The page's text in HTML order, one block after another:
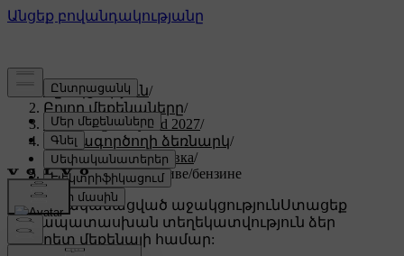
Աջակցություն/
Բոլոր մեքենաները/
XC60 Plug-in Hybrid 2027/
Օգտագործողի ձեռնարկ/
Заправка и дозаправка/
Информация о топливе/бензине
Անհատականացված աջակցությունՍտացեք
համապատասխան տեղեկատվություն ձեր
կոնկրետ մեքենայի համար: